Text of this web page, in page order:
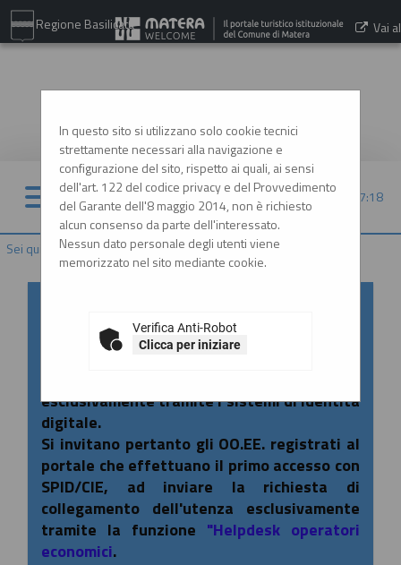
Regione Basilicata Vai al
08/08/2026 07:18
Sei qui: Home
In questo sito si utilizzano solo cookie tecnici
strettamente necessari alla navigazione e
configurazione del sito, rispetto ai quali, ai sensi
dell'art. 122 del codice privacy e del Provvedimento
del Garante dell'8 maggio 2014, non è richiesto
alcun consenso da parte dell'interessato.
Nessun dato personale degli utenti viene
memorizzato nel sito mediante cookie.
Verifica Anti-Robot
Clicca per iniziare
SPID/CIE: istruzioni
In ottemperanza alle normative vigenti
esclusivamente tramite i sistemi di identità
digitale.
Si invitano pertanto gli OO.EE. registrati al
portale che effettuano il primo accesso con
SPID/CIE, ad inviare la richiesta di
collegamento dell'utenza esclusivamente
tramite la funzione "Helpdesk operatori
economici.